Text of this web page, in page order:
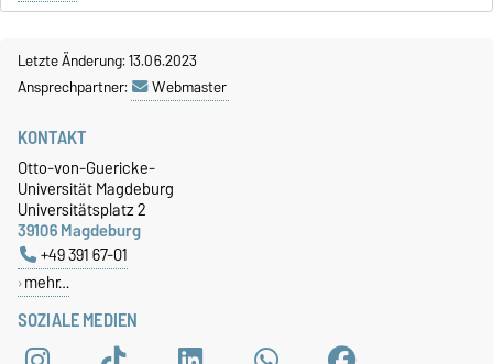
Letzte Änderung: 13.06.2023
Ansprechpartner:
Webmaster
SOZIALE MEDIEN
KONTAKT
Otto-von-Guericke-
Universität Magdeburg
Universitätsplatz 2
39106 Magdeburg
+49 391 67-01
mehr…